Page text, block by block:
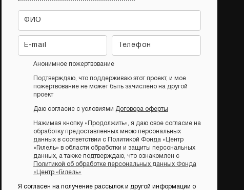
Анонимное пожертвование
Подтверждаю, что поддерживаю этот проект, и мое
пожертвование не может быть зачислено на другой
проект
Даю согласие с условиями Договора оферты
Нажимая кнопку «Продолжить», я даю свое согласие на
обработку предоставленных мною персональных
данных в соответствии с Политикой Фонда «Центр
«Гилель» в области обработки и защиты персональных
данных, а также подтверждаю, что ознакомлен с
Политикой об обработке персональных данных Фонда
«Центр «Гилель»
Я согласен на получение рассылок и другой информации о